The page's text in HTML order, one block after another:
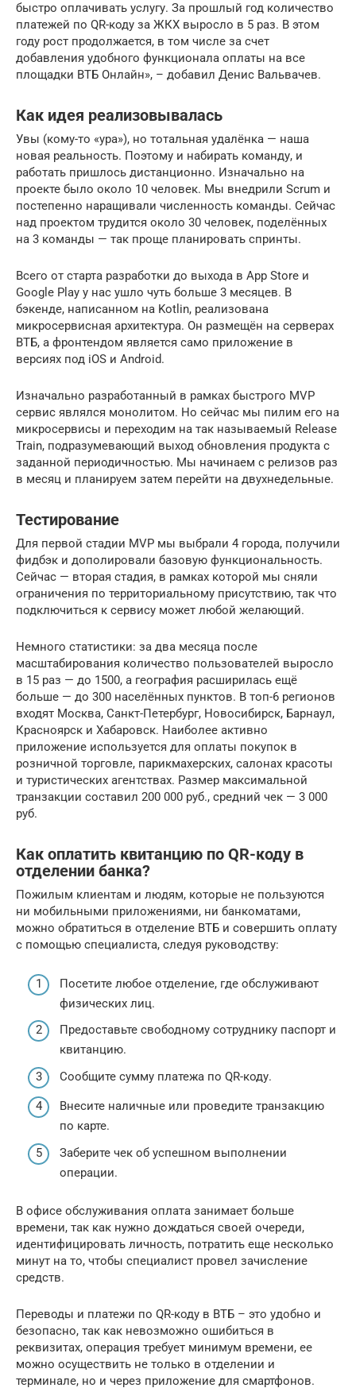
быстро оплачивать услугу. За прошлый год количество
платежей по QR-коду за ЖКХ выросло в 5 раз. В этом
году рост продолжается, в том числе за счет
добавления удобного функционала оплаты на все
площадки ВТБ Онлайн», – добавил Денис Вальвачев.
Как идея реализовывалась
Увы (кому-то «ура»), но тотальная удалёнка — наша
новая реальность. Поэтому и набирать команду, и
работать пришлось дистанционно. Изначально на
проекте было около 10 человек. Мы внедрили Scrum и
постепенно наращивали численность команды. Сейчас
над проектом трудится около 30 человек, поделённых
на 3 команды — так проще планировать спринты.
Всего от старта разработки до выхода в App Store и
Google Play у нас ушло чуть больше 3 месяцев. В
бэкенде, написанном на Kotlin, реализована
микросервисная архитектура. Он размещён на серверах
ВТБ, а фронтендом является само приложение в
версиях под iOS и Android.
Изначально разработанный в рамках быстрого MVP
сервис являлся монолитом. Но сейчас мы пилим его на
микросервисы и переходим на так называемый Release
Train, подразумевающий выход обновления продукта с
заданной периодичностью. Мы начинаем с релизов раз
в месяц и планируем затем перейти на двухнедельные.
Тестирование
Для первой стадии MVP мы выбрали 4 города, получили
фидбэк и дополировали базовую функциональность.
Сейчас — вторая стадия, в рамках которой мы сняли
ограничения по территориальному присутствию, так что
подключиться к сервису может любой желающий.
Немного статистики: за два месяца после
масштабирования количество пользователей выросло
в 15 раз — до 1500, а география расширилась ещё
больше — до 300 населённых пунктов. В топ-6 регионов
входят Москва, Санкт-Петербург, Новосибирск, Барнаул,
Красноярск и Хабаровск. Наиболее активно
приложение используется для оплаты покупок в
розничной торговле, парикмахерских, салонах красоты
и туристических агентствах. Размер максимальной
транзакции составил 200 000 руб., средний чек — 3 000
руб.
Как оплатить квитанцию по QR-коду в
отделении банка?
Пожилым клиентам и людям, которые не пользуются
ни мобильными приложениями, ни банкоматами,
можно обратиться в отделение ВТБ и совершить оплату
с помощью специалиста, следуя руководству:
Посетите любое отделение, где обслуживают
физических лиц.
Предоставьте свободному сотруднику паспорт и
квитанцию.
Сообщите сумму платежа по QR-коду.
Внесите наличные или проведите транзакцию
по карте.
Заберите чек об успешном выполнении
операции.
В офисе обслуживания оплата занимает больше
времени, так как нужно дождаться своей очереди,
идентифицировать личность, потратить еще несколько
минут на то, чтобы специалист провел зачисление
средств.
Переводы и платежи по QR-коду в ВТБ – это удобно и
безопасно, так как невозможно ошибиться в
реквизитах, операция требует минимум времени, ее
можно осуществить не только в отделении и
терминале, но и через приложение для смартфонов.